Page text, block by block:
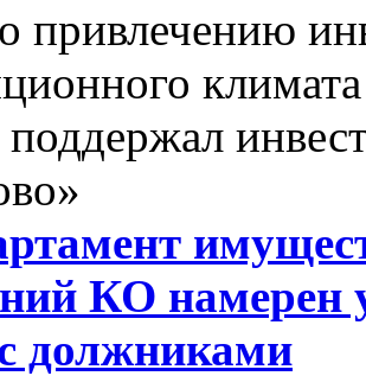
привлечению
поддержал
КО намерен
должниками